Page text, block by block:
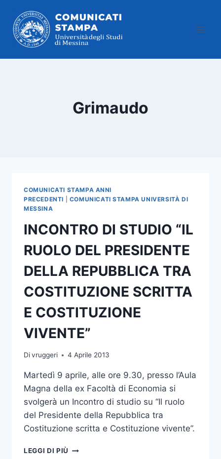
contenuto
Grimaudo
COMUNICATI STAMPA ANNI
PRECEDENTI
COMUNICATI STAMPA UNIVERSITÀ DI
MESSINA
INCONTRO DI STUDIO “IL
RUOLO DEL PRESIDENTE
DELLA REPUBBLICA TRA
COSTITUZIONE SCRITTA
E COSTITUZIONE
VIVENTE”
Divruggeri 4 Aprile 2013
Martedì 9 aprile, alle ore 9.30, presso l’Aula
Magna della ex Facoltà di Economia si
svolgerà un Incontro di studio su “Il ruolo
del Presidente della Repubblica tra
Costituzione scritta e Costituzione vivente”.
LEGGI DI PIÙ INCONTRO